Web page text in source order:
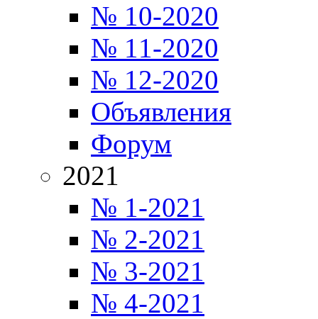
№ 10-2020
№ 11-2020
№ 12-2020
Объявления
Форум
2021
№ 1-2021
№ 2-2021
№ 3-2021
№ 4-2021